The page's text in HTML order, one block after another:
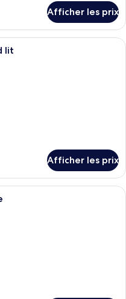
Afficher les prix
chambre d’hôtel avec un
lit
Afficher les prix
chambre d’hôtel moderne